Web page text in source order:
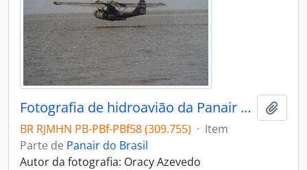
Fotografia de hidroavião da Panair do Brasil S. A
BR RJMHN PB-PBf-PBf58 (309.755) · Item
Parte de Panair do Brasil
Autor da fotografia: Oracy Azevedo